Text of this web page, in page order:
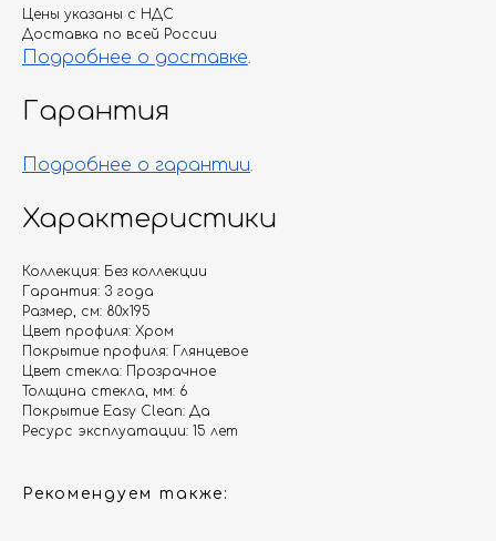
Цены указаны с НДС
Доставка по всей России
Подробнее о доставке.
Гарантия
Подробнее о гарантии.
Характеристики
Коллекция: Без коллекции
Гарантия: 3 года
Размер, см: 80х195
Цвет профиля: Хром
Покрытие профиля: Глянцевое
Цвет стекла: Прозрачное
Толщина стекла, мм: 6
Покрытие Easy Clean: Да
Ресурс эксплуатации: 15 лет
Рекомендуем также: